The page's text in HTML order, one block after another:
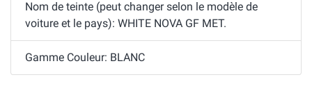
Nom de teinte (peut changer selon le modèle de
voiture et le pays): WHITE NOVA GF MET.
Gamme Couleur: BLANC